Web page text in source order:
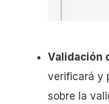
Validación
verificará y
sobre la